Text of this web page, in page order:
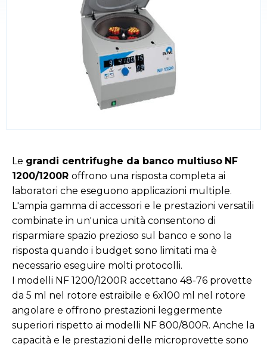
Le grandi centrifughe da banco multiuso NF
1200/1200R offrono una risposta completa ai
laboratori che eseguono applicazioni multiple.
L'ampia gamma di accessori e le prestazioni versatili
combinate in un'unica unità consentono di
risparmiare spazio prezioso sul banco e sono la
risposta quando i budget sono limitati ma è
necessario eseguire molti protocolli.
I modelli NF 1200/1200R accettano 48-76 provette
da 5 ml nel rotore estraibile e 6x100 ml nel rotore
angolare e offrono prestazioni leggermente
superiori rispetto ai modelli NF 800/800R. Anche la
capacità e le prestazioni delle microprovette sono